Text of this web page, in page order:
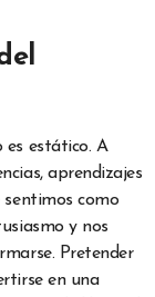
estático. A
aprendizajes
como
y nos
Pretender
en una